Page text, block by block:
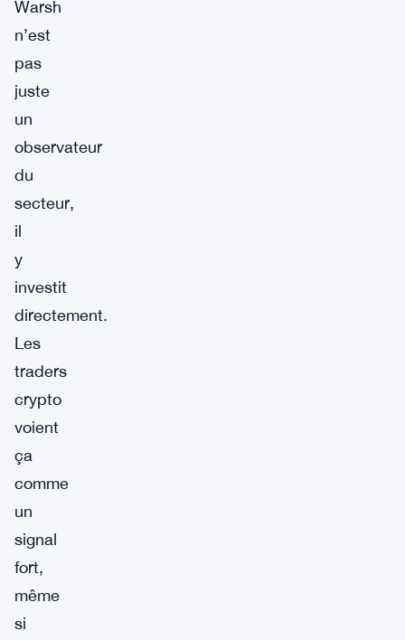
Warsh
n’est
pas
juste
un
observateur
du
secteur,
il
y
investit
directement.
Les
traders
crypto
voient
ça
comme
un
signal
fort,
même
si